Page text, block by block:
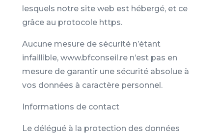
lesquels notre site web est hébergé, et ce
grâce au protocole https.
Aucune mesure de sécurité n’étant
infaillible, www.bfconseil.re n’est pas en
mesure de garantir une sécurité absolue à
vos données à caractère personnel.
Informations de contact
Le délégué à la protection des données